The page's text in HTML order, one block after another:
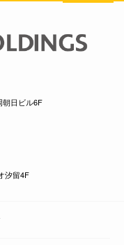
朝日ビル6F
汐留4F